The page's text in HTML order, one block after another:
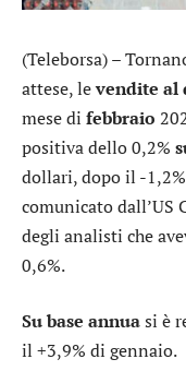
(Teleborsa) –
attese, levendite al
mese di febbraio
positiva dello 0,2%
dollari, dopo il -
comunicato dall’US
degli analisti che
0,6%.
Su base annuasi è
il +3,9% di gennaio.